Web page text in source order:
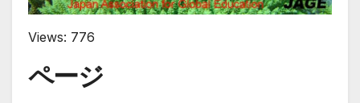
Views: 776
ページ